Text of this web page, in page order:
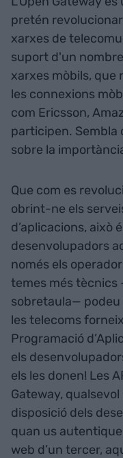
pretén
xarxes de
suport d'un
xarxes mòbils, que
les connexions
com Ericsson,
participen. Sembla
sobre la
Que com es
obrint-ne els
d’aplicacions, això
desenvolupadors
només els
temes més tècnics
sobretaula— podeu
les telecoms
Programació
els
els les donen! Les
Gateway,
disposició dels
quan us
web d’un tercer,